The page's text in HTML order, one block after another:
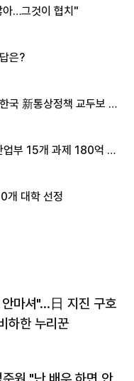
…그것이 협치"
은?
국 新통상정책 교두보 활
부 15개 과제 180억 지
개 대학 선정
마셔"…日 지진 구호
하한 누리꾼